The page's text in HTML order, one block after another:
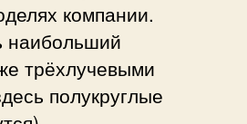
компании.
наибольший
трёхлучевыми
полукруглые